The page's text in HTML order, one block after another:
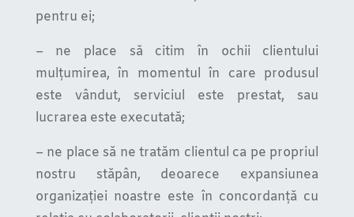
pentru ei;
– ne place să citim în ochii clientului
mulțumirea, în momentul în care produsul
este vândut, serviciul este prestat, sau
lucrarea este executată;
– ne place să ne tratăm clientul ca pe propriul
nostru stăpân, deoarece expansiunea
organizației noastre este în concordanță cu